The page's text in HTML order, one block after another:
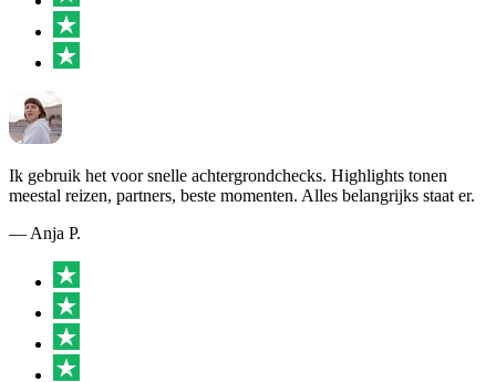
Ik gebruik het voor snelle achtergrondchecks. Highlights tonen
meestal reizen, partners, beste momenten. Alles belangrijks staat er.
— Anja P.